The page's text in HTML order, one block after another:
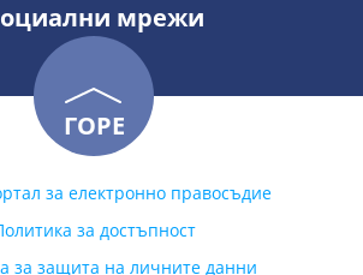
мрежи
ГОРЕ
за електронно правосъдие
за достъпност
за защита на личните данни